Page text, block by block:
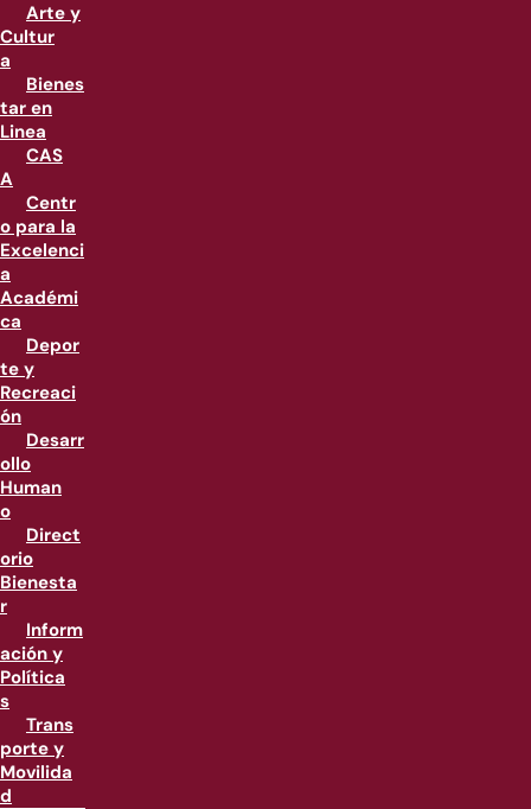
Arte y
Cultur
a
Bienes
tar en
Linea
CAS
A
Centr
o para la
Excelenci
a
Académi
ca
Depor
te y
Recreaci
ón
Desarr
ollo
Human
o
Direct
orio
Bienesta
r
Inform
ación y
Política
s
Trans
porte y
Movilida
d